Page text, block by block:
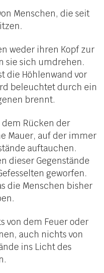
Menschen, die seit
weder ihren Kopf zur
sie sich umdrehen.
die Höhlenwand vor
beleuchtet durch ein
brennt.
Rücken der
Mauer, auf der immer
auftauchen.
dieser Gegenstände
geworfen.
die Menschen bisher
von dem Feuer oder
auch nichts von
ins Licht des